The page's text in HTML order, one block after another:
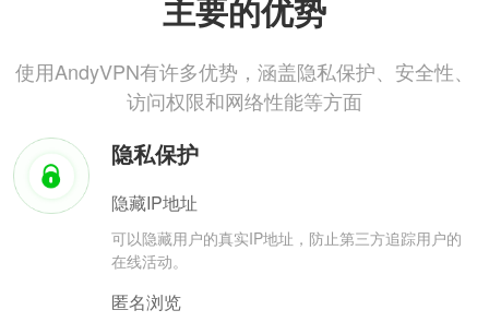
主要的优势
使用AndyVPN有许多优势，涵盖隐私保护、安全性、
访问权限和网络性能等方面
隐私保护
隐藏IP地址
可以隐藏用户的真实IP地址，防止第三方追踪用户的
在线活动。
匿名浏览